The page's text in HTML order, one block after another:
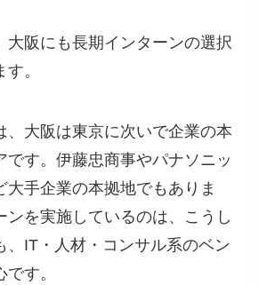
大阪にも長期インターンの選択
。
、大阪は東京に次いで企業の本
です。伊藤忠商事やパナソニッ
大手企業の本拠地でもありま
ンを実施しているのは、こうし
、IT・人材・コンサル系のベン
す。